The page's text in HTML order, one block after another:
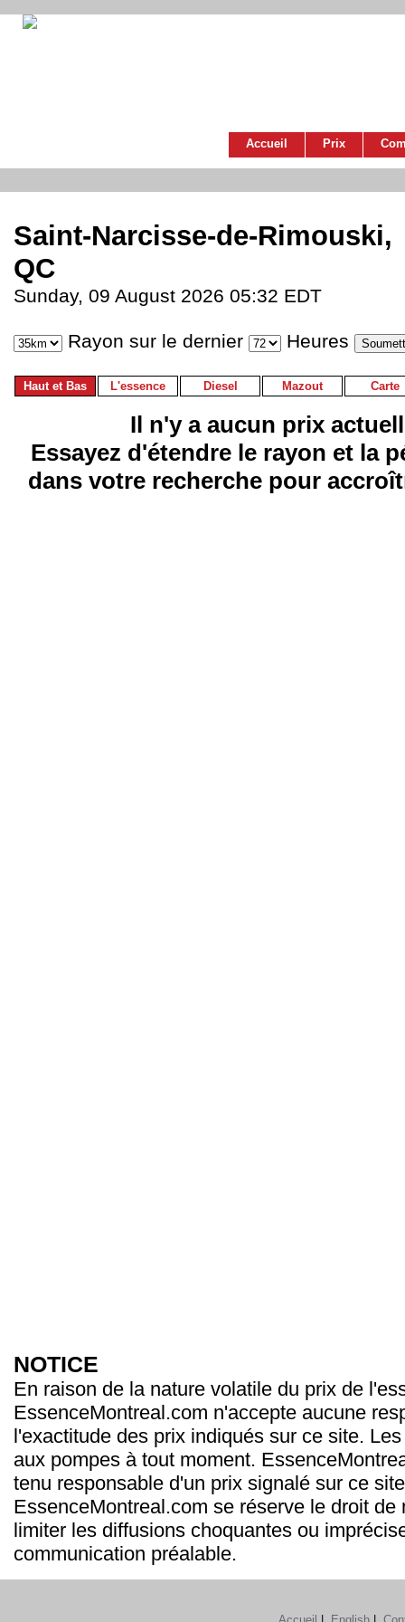
Accueil Prix
Saint-Narcisse-de-Rimouski,
QC
Sunday, 09 August 2026 05:32 EDT
Rayon sur le dernier Heures
Haut et Bas L'essence Diesel Mazout Carte
Il n'y a aucun prix
Essayez d'étendre le rayon et la
dans votre recherche pour
NOTICE
En raison de la nature volatile du prix de
EssenceMontreal.com n'accepte aucune
l'exactitude des prix indiqués sur ce site.
aux pompes à tout moment.
tenu responsable d'un prix signalé sur ce
EssenceMontreal.com se réserve le droit de
limiter les diffusions choquantes ou
communication préalable.